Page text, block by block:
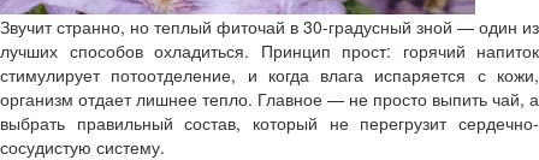
Звучит странно, но теплый фиточай в 30-градусный зной — один из
лучших способов охладиться. Принцип прост: горячий напиток
стимулирует потоотделение, и когда влага испаряется с кожи,
организм отдает лишнее тепло. Главное — не просто выпить чай, а
выбрать правильный состав, который не перегрузит сердечно-
сосудистую систему.